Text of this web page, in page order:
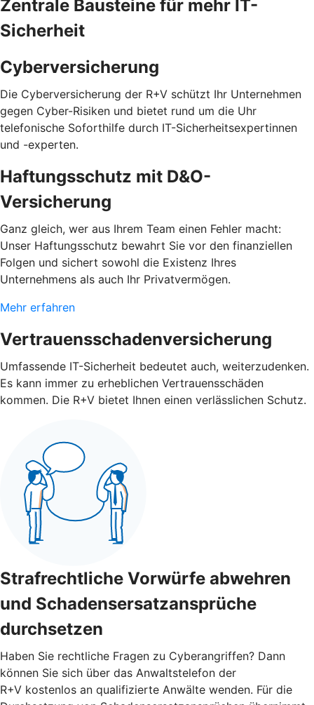
Zentrale Bausteine für mehr IT-
Sicherheit
Cyberversicherung
Die Cyberversicherung der R+V schützt Ihr Unternehmen
gegen Cyber-Risiken und bietet rund um die Uhr
telefonische Soforthilfe durch IT-Sicherheitsexpertinnen
und -experten.
Haftungsschutz mit D&O-
Versicherung
Ganz gleich, wer aus Ihrem Team einen Fehler macht:
Unser Haftungsschutz bewahrt Sie vor den finanziellen
Folgen und sichert sowohl die Existenz Ihres
Unternehmens als auch Ihr Privatvermögen.
Mehr erfahren
Vertrauensschadenversicherung
Umfassende IT-Sicherheit bedeutet auch, weiterzudenken.
Es kann immer zu erheblichen Vertrauensschäden
kommen. Die R+V bietet Ihnen einen verlässlichen Schutz.
Strafrechtliche Vorwürfe abwehren
und Schadensersatzansprüche
durchsetzen
Haben Sie rechtliche Fragen zu Cyberangriffen? Dann
können Sie sich über das Anwaltstelefon der
R+V kostenlos an qualifizierte Anwälte wenden. Für die